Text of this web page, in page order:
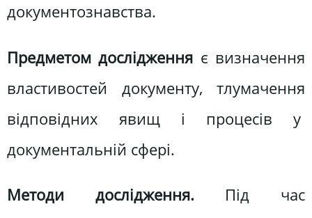
документознавства.
Предметом дослідження є визначення
властивостей документу, тлумачення
відповідних явищ і процесів у
документальній сфері.
Методи дослідження. Під час